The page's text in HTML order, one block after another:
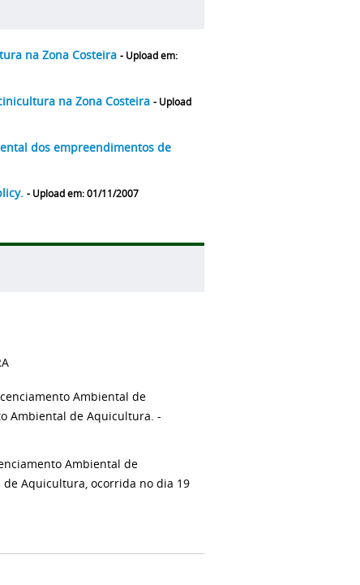
na Zona Costeira - Upload em:
na Zona Costeira - Upload
dos empreendimentos de
- Upload em: 01/11/2007
Ambiental de
Ambiental de Aquicultura. -
Ambiental de
de Aquicultura, ocorrida no dia 19